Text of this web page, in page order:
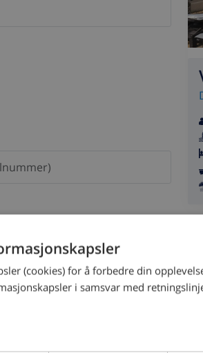
(cookies) for å forbedre din
i samsvar med